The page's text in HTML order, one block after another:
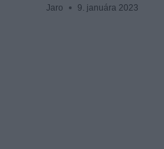
Jaro 9. januára 2023